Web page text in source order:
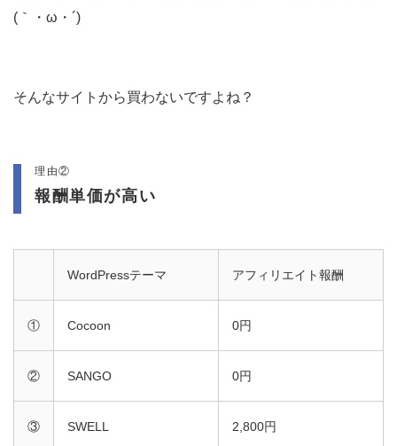
(｀・ω・´)ゞ
そんなサイトから買わないですよね？
理由②
報酬単価が高い
WordPressテーマ アフィリエイト報酬
① Cocoon 0円
② SANGO 0円
③ SWELL 2,800円